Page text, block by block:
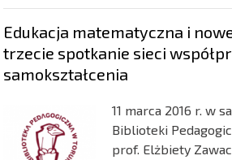
Edukacja matematyczna i
trzecie spotkanie sieci
samokształcenia
11 marca 2016 r. w
Biblioteki
prof. Elżbiety